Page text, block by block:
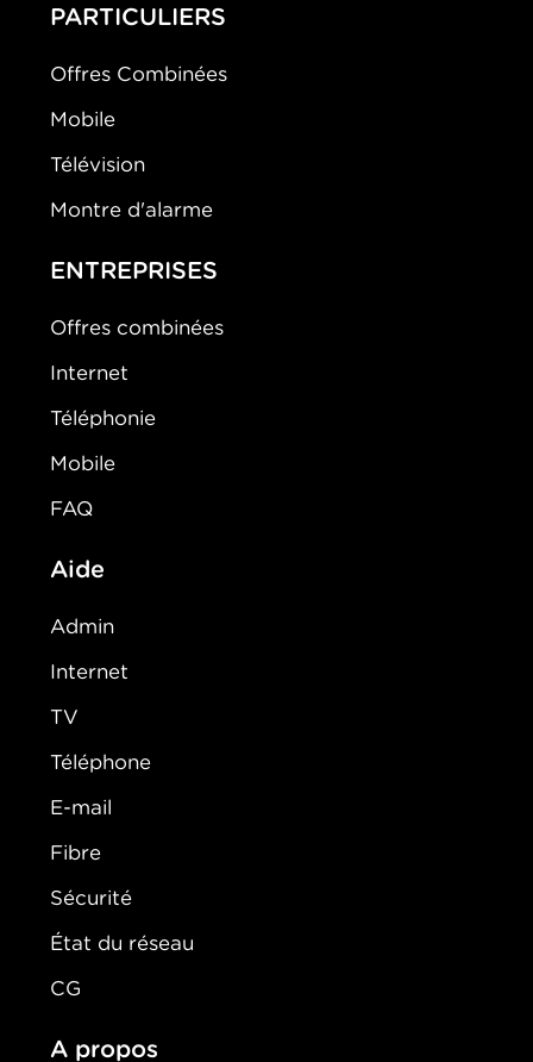
PARTICULIERS
Offres Combinées
Mobile
Télévision
Montre d'alarme
ENTREPRISES
Offres combinées
Internet
Téléphonie
Mobile
FAQ
Aide
Admin
Internet
TV
Téléphone
E-mail
Fibre
Sécurité
État du réseau
CG
A propos